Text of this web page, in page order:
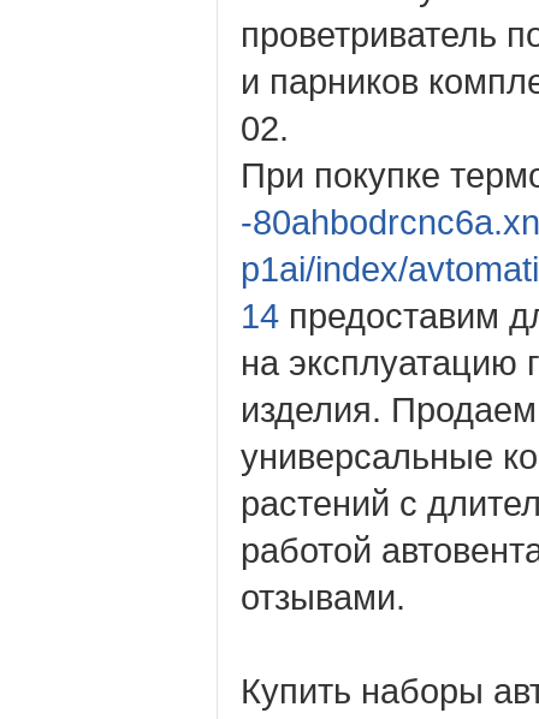
проветриватель
и парников
02.
При покупке
-
p1ai/index/
14 предоставим
на эксплуатацию
изделия.
универсальные
растений с
работой
отзывами.
Купить наборы